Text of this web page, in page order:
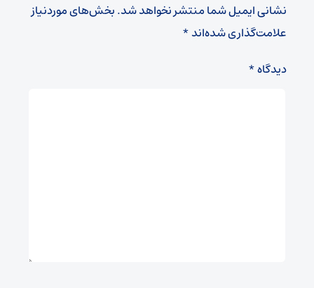
نشانی ایمیل شما منتشر نخواهد شد.بخش‌های موردنیاز
علامت‌گذاری شده‌اند*
دیدگاه*